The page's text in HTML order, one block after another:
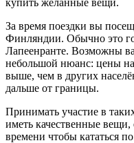
За время поездки вы
Финляндии. Обычно это
Лапеенранте. Возможны
небольшой нюанс: цены на
выше, чем в других
дальше от границы.
Принимать участие в
иметь качественные вещи,
времени чтобы кататься